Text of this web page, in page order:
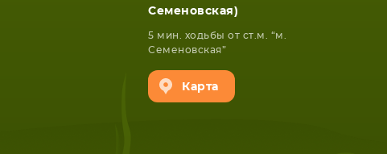
Семеновская)
5 мин. ходьбы от ст.м. “м.
Семеновская”
Карта